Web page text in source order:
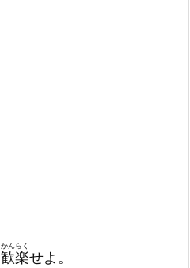
歓楽
かんらく
せよ。